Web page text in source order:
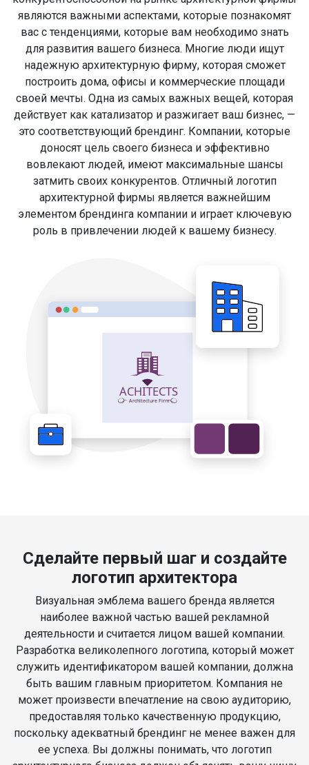
являются важными аспектами, которые познакомят
вас с тенденциями, которые вам необходимо знать
для развития вашего бизнеса. Многие люди ищут
надежную архитектурную фирму, которая сможет
построить дома, офисы и коммерческие площади
своей мечты. Одна из самых важных вещей, которая
действует как катализатор и разжигает ваш бизнес, —
это соответствующий брендинг. Компании, которые
доносят цель своего бизнеса и эффективно
вовлекают людей, имеют максимальные шансы
затмить своих конкурентов. Отличный логотип
архитектурной фирмы является важнейшим
элементом брендинга компании и играет ключевую
роль в привлечении людей к вашему бизнесу.
Сделайте первый шаг и создайте
логотип архитектора
Визуальная эмблема вашего бренда является
наиболее важной частью вашей рекламной
деятельности и считается лицом вашей компании.
Разработка великолепного логотипа, который может
служить идентификатором вашей компании, должна
быть вашим главным приоритетом. Компания не
может произвести впечатление на свою аудиторию,
предоставляя только качественную продукцию,
поскольку адекватный брендинг не менее важен для
ее успеха. Вы должны понимать, что логотип